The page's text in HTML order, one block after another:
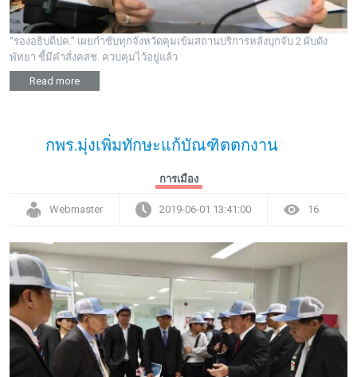
“รองอธิบดีปค.” เผยกำชับทุกจังหวัดคุมเข้มสถานบริการหลังบุกจับ 2 ผับดัง
พัทยา ชี้มีคำสั่งคสช. ควบคุมไว้อยู่แล้ว
Read more
กพร.มุ่งเพิ่มทักษะแก้บัณฑิตตกงาน
การเมือง
Webmaster 2019-06-01 13:41:00 16